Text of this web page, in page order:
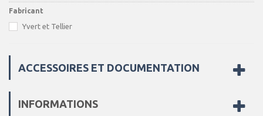
Fabricant
Yvert et Tellier
ACCESSOIRES ET DOCUMENTATION
INFORMATIONS